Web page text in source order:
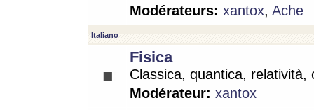
Modérateurs: xantox, Ache
Italiano
Fisica
Classica, quantica, relatività,
Modérateur: xantox